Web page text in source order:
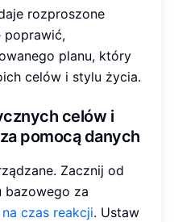
rozproszone
poprawić,
planu, który
celów i stylu życia.
celów i
pomocą danych
Zacznij od
bazowego za
czas reakcji. Ustaw